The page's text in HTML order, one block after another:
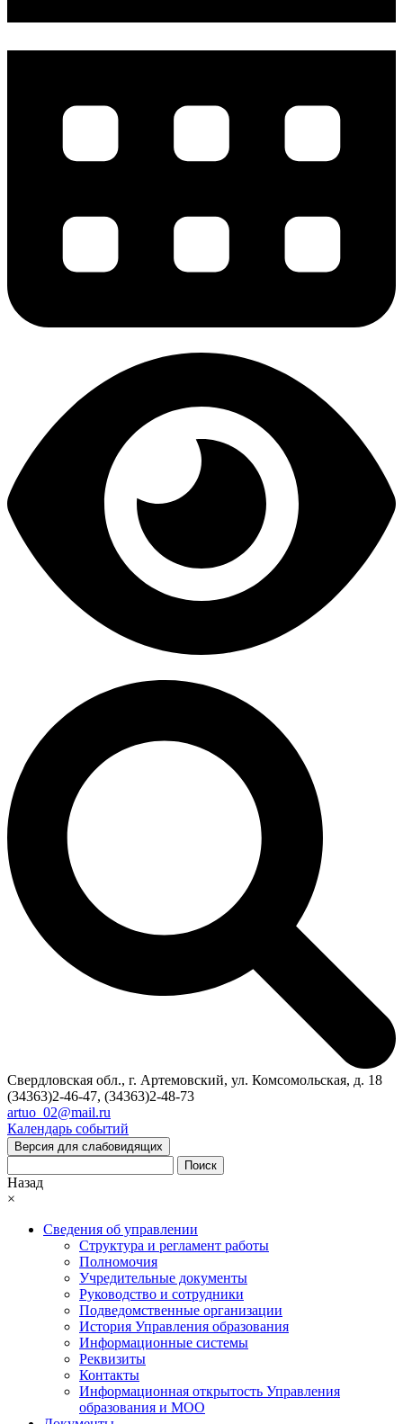
Свердловская обл., г. Артемовский, ул. Комсомольская, д. 18
(34363)2-46-47, (34363)2-48-73
artuo_02@mail.ru
Календарь событий
Версия для слабовидящих
Поиск
Назад
×
Сведения об управлении
Структура и регламент работы
Полномочия
Учредительные документы
Руководство и сотрудники
Подведомственные организации
История Управления образования
Информационные системы
Реквизиты
Контакты
Информационная открытость Управления
образования и МОО